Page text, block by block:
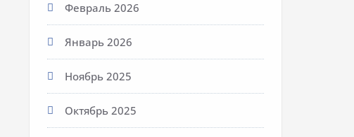
Февраль 2026
Январь 2026
Ноябрь 2025
Октябрь 2025